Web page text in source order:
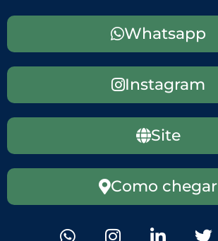
Whatsapp
Instagram
Site
Como chegar